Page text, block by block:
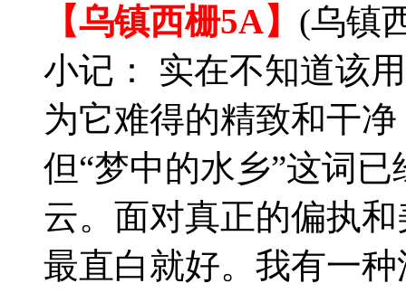
【乌镇西栅5A】 (乌镇
小记： 实在不知道该
为它难得的精致和干
但“梦中的水乡”这词
云。面对真正的偏执
最直白就好。我有一